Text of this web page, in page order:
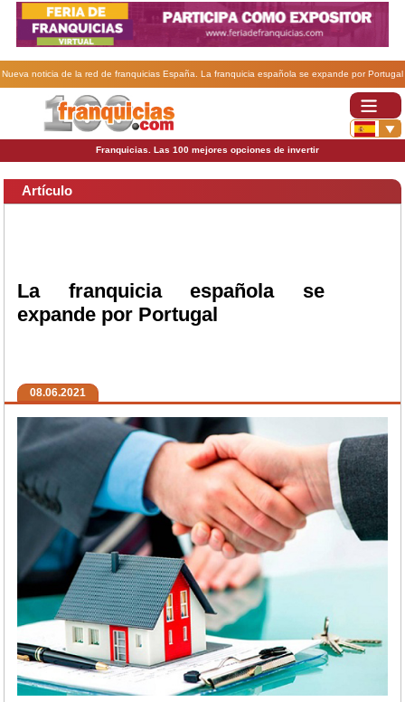
Nueva noticia de la red de franquicias España. La franquicia española se expande por Portugal
Franquicias. Las 100 mejores opciones de invertir
Artículo
La franquicia española se
expande por Portugal
08.06.2021